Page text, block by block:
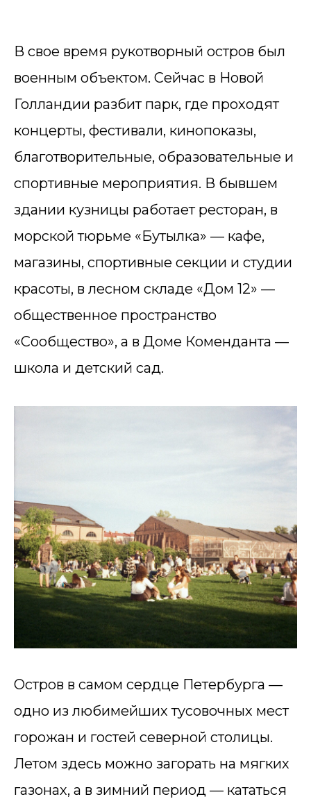
В свое время рукотворный остров был
военным объектом. Сейчас в Новой
Голландии разбит парк, где проходят
концерты, фестивали, кинопоказы,
благотворительные, образовательные и
спортивные мероприятия. В бывшем
здании кузницы работает ресторан, в
морской тюрьме «Бутылка» — кафе,
магазины, спортивные секции и студии
красоты, в лесном складе «Дом 12» —
общественное пространство
«Сообщество», а в Доме Коменданта —
школа и детский сад.
Остров в самом сердце Петербурга —
одно из любимейших тусовочных мест
горожан и гостей северной столицы.
Летом здесь можно загорать на мягких
газонах, а в зимний период — кататься